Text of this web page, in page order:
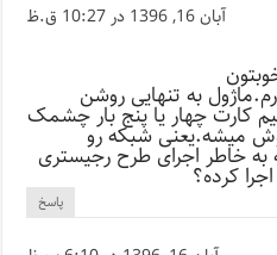
آبان 16, 1396 در 10:27 ق.ظ
به تنهایی روشن
کارت چهار یا پنج بار چشمک
میشه.یعنی شبکه رو
خاطر اجرای طرح رجیستری
کرده؟
پاسخ